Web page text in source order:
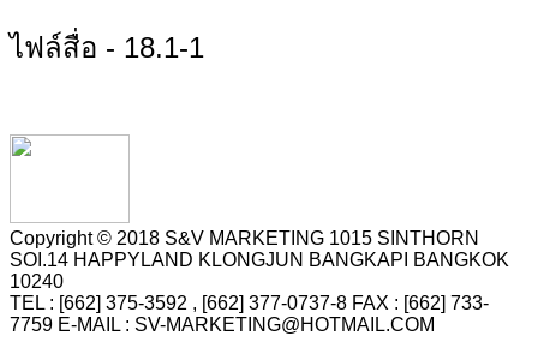
ไฟล์สื่อ - 18.1-1
Copyright © 2018 S&V MARKETING 1015 SINTHORN
SOI.14 HAPPYLAND KLONGJUN BANGKAPI BANGKOK
10240
TEL : [662] 375-3592 , [662] 377-0737-8 FAX : [662] 733-
7759 E-MAIL : SV-MARKETING@HOTMAIL.COM